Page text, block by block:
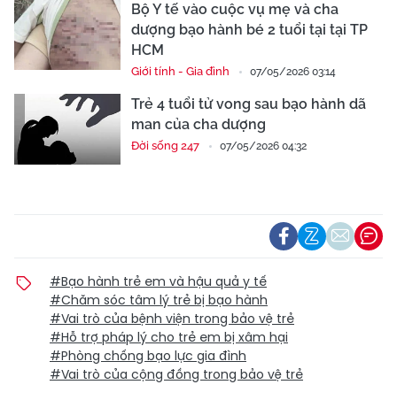
Bộ Y tế vào cuộc vụ mẹ và cha
dượng bạo hành bé 2 tuổi tại tại TP
HCM
Giới tính - Gia đình 07/05/2026 03:14
Trẻ 4 tuổi tử vong sau bạo hành dã
man của cha dượng
Đời sống 247 07/05/2026 04:32
#Bạo hành trẻ em và hậu quả y tế
#Chăm sóc tâm lý trẻ bị bạo hành
#Vai trò của bệnh viện trong bảo vệ trẻ
#Hỗ trợ pháp lý cho trẻ em bị xâm hại
#Phòng chống bạo lực gia đình
#Vai trò của cộng đồng trong bảo vệ trẻ